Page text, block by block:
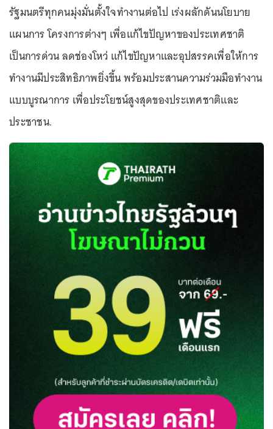
รัฐมนตรีทุกคนมุ่งมั่นตั้งใจทำงานต่อไป เร่งผลักดันนโยบาย
แผนการ โครงการต่างๆ เพื่อแก้ไขปัญหาของประเทศชาติ
เป็นการด่วน ลดช่องโหว่ แก้ไขปัญหาและอุปสรรคเพื่อให้การ
ทำงานมีประสิทธิภาพยิ่งขึ้น พร้อมประสานความร่วมมือทำงาน
แบบบูรณาการ เพื่อประโยชน์สูงสุดของประเทศชาติและ
ประชาชน.